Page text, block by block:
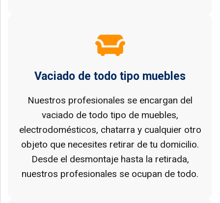
Vaciado de todo tipo muebles
Nuestros profesionales se encargan del
vaciado de todo tipo de muebles,
electrodomésticos, chatarra y cualquier otro
objeto que necesites retirar de tu domicilio.
Desde el desmontaje hasta la retirada,
nuestros profesionales se ocupan de todo.